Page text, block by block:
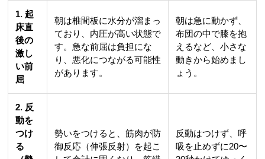
1. 起
床直
後の
激し
い前
屈
朝は椎間板に水分が溜まっ
ており、内圧が高い状態で
す。急な前屈は負担にな
り、悪化につながる可能性
があります。
朝は急に動かず、
布団の中で膝を抱
えるなど、小さな
動きから始めまし
ょう。
2. 反
動を
つけ
る
勢いをつけると、筋肉が防
御反応（伸張反射）を起こ
反動はつけず、呼
吸を止めずに20〜